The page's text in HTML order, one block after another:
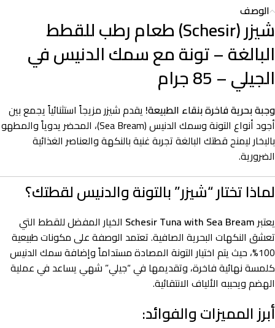
الوصف
شيزر (Schesir) طعام رطب للقطط
البالغة – تونة مع سمك الدنيس في
الجيلي – 85 جرام
وجبة بحرية فاخرة بنقاء الطبيعة! يقدم شيزر مزيجاً استثنائياً يجمع بين
أجود أنواع التونة وسمك الدنيس (Sea Bream)، المحضر يدوياً والمطهو
بالبخار ليمنح قطتك البالغة تجربة غنية بالنكهة والعناصر الغذائية
الضرورية.
لماذا تختار “شيزر” بالتونة والدنيس لقطتك؟
يعتبر Schesir Tuna with Sea Bream الخيار المفضل للقطط التي
تعشق النكهات البحرية الصافية. تعتمد الوصفة على مكونات طبيعية
100%، حيث يتم اختيار التونة المصادة مستداماً وإضافة سمك الدنيس
كلمسة نهائية فاخرة، وتقديمها في “جيلي” شهي يساعد في عملية
الهضم ويحببه الألياف الانتقائية.
أبرز المميزات والفوائد: